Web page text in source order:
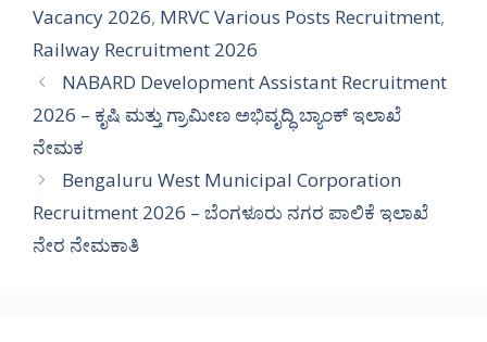
Vacancy 2026, MRVC Various Posts Recruitment,
Railway Recruitment 2026
NABARD Development Assistant Recruitment
2026 – ಕೃಷಿ ಮತ್ತು ಗ್ರಾಮೀಣ ಅಭಿವೃದ್ಧಿ ಬ್ಯಾಂಕ್ ಇಲಾಖೆ
ನೇಮಕ
Bengaluru West Municipal Corporation
Recruitment 2026 – ಬೆಂಗಳೂರು ನಗರ ಪಾಲಿಕೆ ಇಲಾಖೆ
ನೇರ ನೇಮಕಾತಿ